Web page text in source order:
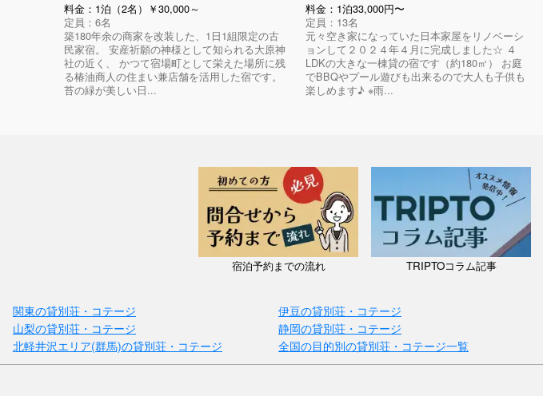
料金：1泊（2名）￥30,000～
定員：6名
築180年余の商家を改装した、1日1組限定の古
民家宿。 安産祈願の神様として知られる大原神
社の近く、 かつて宿場町として栄えた場所に残
る椿油商人の住まい兼店舗を活用した宿です。
苔の緑が美しい日...
料金：1泊33,000円〜
定員：13名
元々空き家になっていた日本家屋をリノベーシ
ョンして２０２４年４月に完成しました☆ ４
LDKの大きな一棟貸の宿です（約180㎡） お庭
でBBQやプール遊びも出来るので大人も子供も
楽しめます♪ ※雨...
宿泊予約までの流れ TRIPTOコラム記事
関東の貸別荘・コテージ 伊豆の貸別荘・コテージ
山梨の貸別荘・コテージ
静岡の貸別荘・コテージ
北軽井沢エリア(群馬)の貸別荘・コテージ
全国の目的別の貸別荘・コテージ一覧